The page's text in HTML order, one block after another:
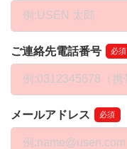
ご連絡先電話番号 必須
メールアドレス 必須